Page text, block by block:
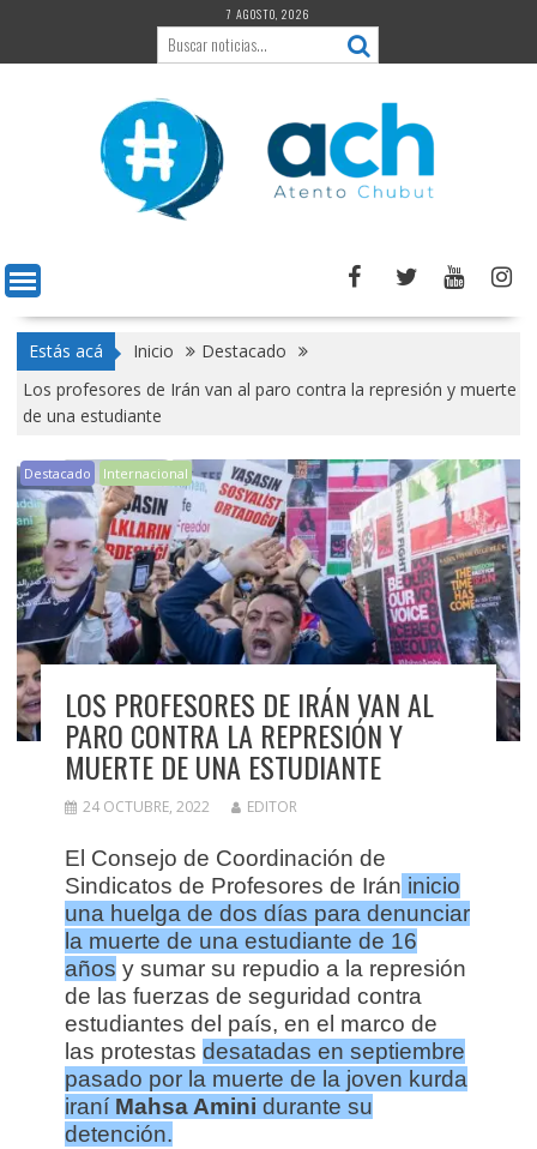
contenido
7 AGOSTO, 2026
Estás acá Inicio
Destacado
Los profesores de Irán van al paro contra la represión y muerte
de una estudiante
Destacado Internacional
LOS PROFESORES DE IRÁN VAN AL
PARO CONTRA LA REPRESIÓN Y
MUERTE DE UNA ESTUDIANTE
24 OCTUBRE, 2022 EDITOR
El Consejo de Coordinación de
Sindicatos de Profesores de Irán inicio
una huelga de dos días para denunciar
la muerte de una estudiante de 16
años y sumar su repudio a la represión
de las fuerzas de seguridad contra
estudiantes del país, en el marco de
las protestas desatadas en septiembre
pasado por la muerte de la joven kurda
iraní Mahsa Amini durante su
detención.